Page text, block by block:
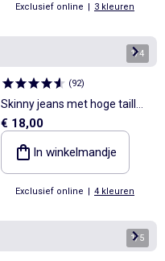
Exclusief online | 3 kleuren
1/4
(92)
Skinny jeans met hoge taille -
L30
€ 18,00
In winkelmandje
Exclusief online | 4 kleuren
1/5